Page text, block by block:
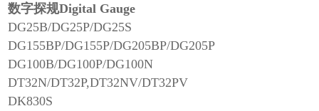
数字探规Digital Gauge
DG25B/DG25P/DG25S
DG155BP/DG155P/DG205BP/DG205P
DG100B/DG100P/DG100N
DT32N/DT32P,DT32NV/DT32PV
DK830S